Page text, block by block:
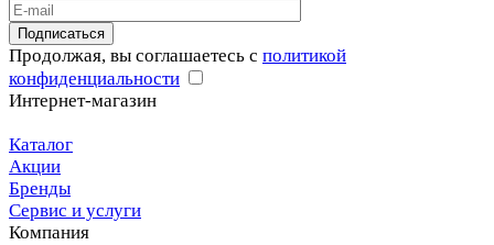
Подписаться
Продолжая, вы соглашаетесь с политикой
конфиденциальности
Интернет-магазин
Каталог
Акции
Бренды
Сервис и услуги
Компания